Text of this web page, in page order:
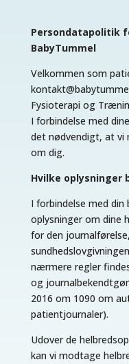
Persondatapolitik
BabyTummel
Velkommen som
Fysioterapi og
I forbindelse med
det nødvendigt, at vi
om dig.
Hvilke oplysninger
I forbindelse med din
oplysninger om dine
for den
nærmere regler
og
2016 om 1090 om
patientjournaler).
Udover de
kan vi modtage